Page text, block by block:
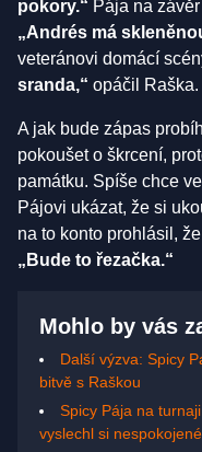
pokory.“ Pája na
„Andrés má
veteránovi domácí
sranda,“ opáčil Raška.
A jak bude zápas
pokoušet o škrcení,
památku. Spíše chce
Pájovi ukázat, že si
na to konto prohlásil,
„Bude to řezačka.“
Mohlo by vás
Další výzva: Spicy
bitvě s Raškou
Spicy Pája na
vyslechl si